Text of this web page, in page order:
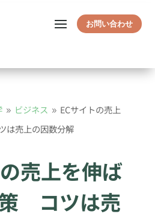
お問い合わせ
9 ビジネス 9 ECサイトの売上
は売上の因数分解
売上を伸ば
コツは売